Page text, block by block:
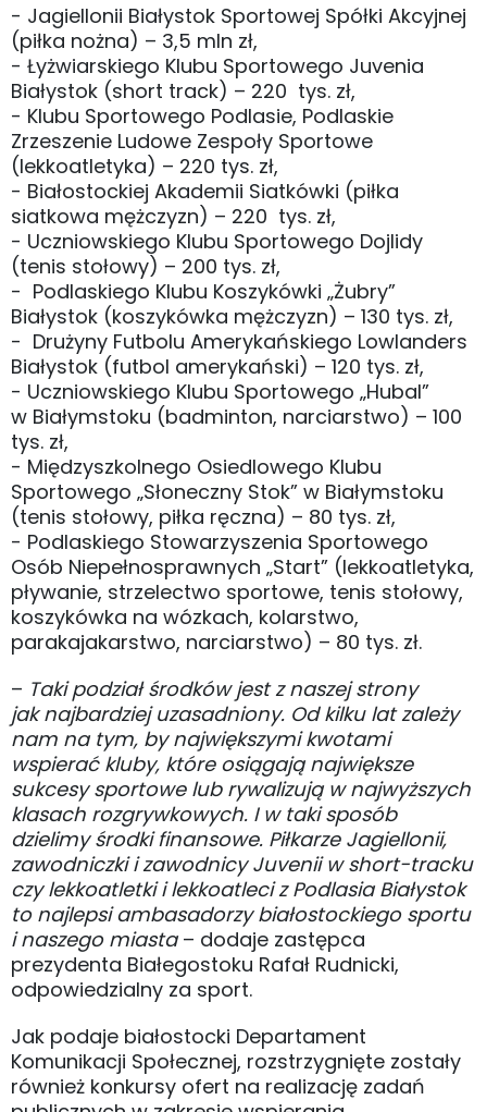
- Jagiellonii Białystok Sportowej Spółki Akcyjnej
(piłka nożna) – 3,5 mln zł,
- Łyżwiarskiego Klubu Sportowego Juvenia
Białystok (short track) – 220 tys. zł,
- Klubu Sportowego Podlasie, Podlaskie
Zrzeszenie Ludowe Zespoły Sportowe
(lekkoatletyka) – 220 tys. zł,
- Białostockiej Akademii Siatkówki (piłka
siatkowa mężczyzn) – 220 tys. zł,
- Uczniowskiego Klubu Sportowego Dojlidy
(tenis stołowy) – 200 tys. zł,
- Podlaskiego Klubu Koszykówki „Żubry”
Białystok (koszykówka mężczyzn) – 130 tys. zł,
- Drużyny Futbolu Amerykańskiego Lowlanders
Białystok (futbol amerykański) – 120 tys. zł,
- Uczniowskiego Klubu Sportowego „Hubal”
w Białymstoku (badminton, narciarstwo) – 100
tys. zł,
- Międzyszkolnego Osiedlowego Klubu
Sportowego „Słoneczny Stok” w Białymstoku
(tenis stołowy, piłka ręczna) – 80 tys. zł,
- Podlaskiego Stowarzyszenia Sportowego
Osób Niepełnosprawnych „Start” (lekkoatletyka,
pływanie, strzelectwo sportowe, tenis stołowy,
koszykówka na wózkach, kolarstwo,
parakajakarstwo, narciarstwo) – 80 tys. zł.
– Taki podział środków jest z naszej strony
jak najbardziej uzasadniony. Od kilku lat zależy
nam na tym, by największymi kwotami
wspierać kluby, które osiągają największe
sukcesy sportowe lub rywalizują w najwyższych
klasach rozgrywkowych. I w taki sposób
dzielimy środki finansowe. Piłkarze Jagiellonii,
zawodniczki i zawodnicy Juvenii w short-tracku
czy lekkoatletki i lekkoatleci z Podlasia Białystok
to najlepsi ambasadorzy białostockiego sportu
i naszego miasta– dodaje zastępca
prezydenta Białegostoku Rafał Rudnicki,
odpowiedzialny za sport.
Jak podaje białostocki Departament
Komunikacji Społecznej, rozstrzygnięte zostały
również konkursy ofert na realizację zadań